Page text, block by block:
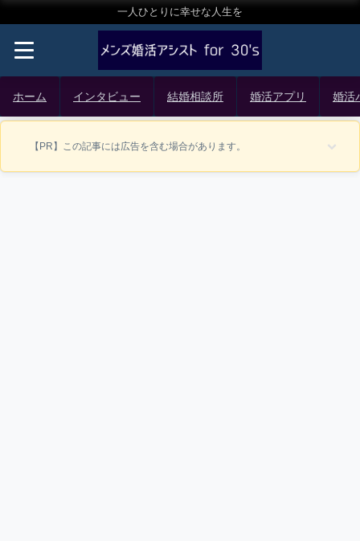
一人ひとりに幸せな人生を
ホーム インタビュー 結婚相談所 婚活アプリ 婚活
【PR】この記事には広告を含む場合があります。